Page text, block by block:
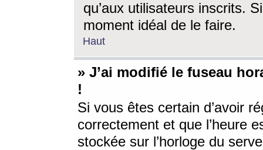
qu’aux utilisateurs inscrits.
moment idéal de le faire.
Haut
» J’ai modifié le fuseau
!
Si vous êtes certain d’avoir
correctement et que l’heure
stockée sur l’horloge du